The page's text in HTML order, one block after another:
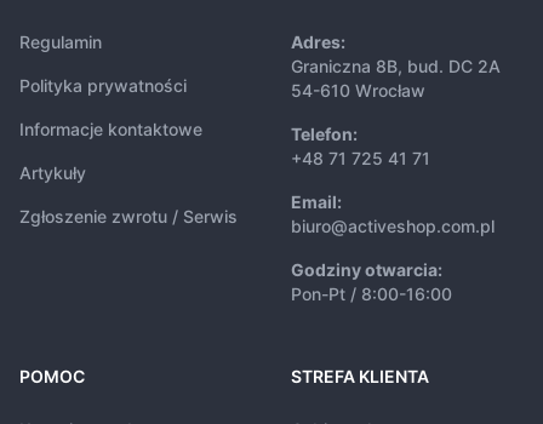
Regulamin
Polityka prywatności
Informacje kontaktowe
Artykuły
Zgłoszenie zwrotu / Serwis
Adres:
Graniczna 8B, bud. DC 2A
54-610 Wrocław
Telefon:
+48 71 725 41 71
Email:
biuro@activeshop.com.pl
Godziny otwarcia:
Pon-Pt / 8:00-16:00
POMOC STREFA KLIENTA